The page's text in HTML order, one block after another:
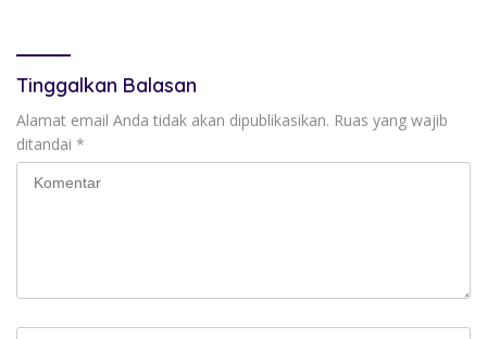
Tinggalkan Balasan
Alamat email Anda tidak akan dipublikasikan. Ruas yang wajib
ditandai *